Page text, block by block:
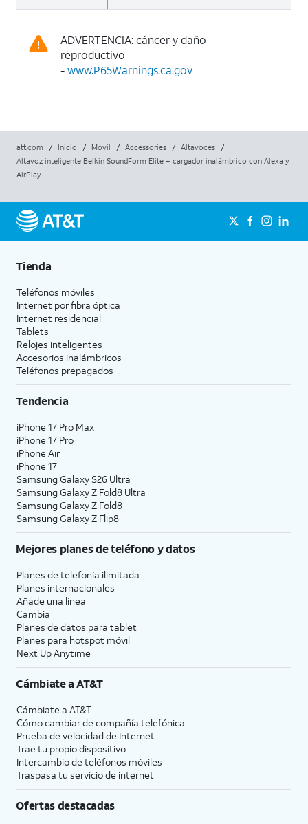
ADVERTENCIA: cáncer y daño
reproductivo
-www.P65Warnings.ca.gov
att.com / Inicio / Móvil / Accessories / Altavoces
/
Altavoz inteligente Belkin SoundForm Elite + cargador inalámbrico con Alexa y
AirPlay
Tienda
Teléfonos móviles
Internet por fibra óptica
Internet residencial
Tablets
Relojes inteligentes
Accesorios inalámbricos
Teléfonos prepagados
Tendencia
iPhone 17 Pro Max
iPhone 17 Pro
iPhone Air
iPhone 17
Samsung Galaxy S26 Ultra
Samsung Galaxy Z Fold8 Ultra
Samsung Galaxy Z Fold8
Samsung Galaxy Z Flip8
Mejores planes de teléfono y datos
Planes de telefonía ilimitada
Planes internacionales
Añade una línea
Cambia
Planes de datos para tablet
Planes para hotspot móvil
Next Up Anytime
Cámbiate aAT&T
Cámbiate a AT&T
Cómo cambiar de compañía telefónica
Prueba de velocidad de Internet
Trae tu propio dispositivo
Intercambio de teléfonos móviles
Traspasa tu servicio de internet
Ofertas destacadas